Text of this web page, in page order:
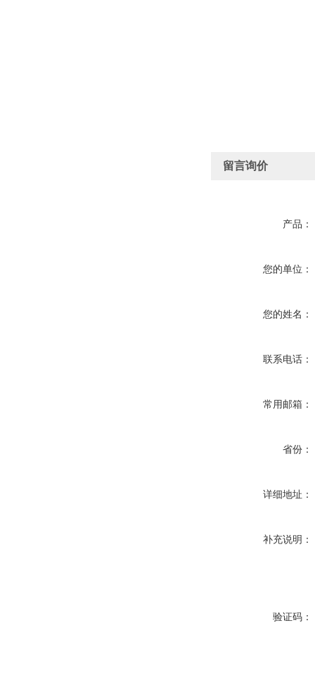
留言询价
产品：
您的单位：
您的姓名：
联系电话：
常用邮箱：
省份：
详细地址：
补充说明：
验证码：